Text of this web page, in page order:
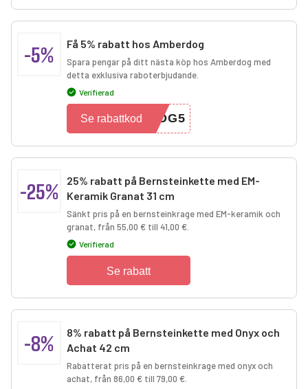
-5% Få 5% rabatt hos Amberdog
Spara pengar på ditt nästa köp hos Amberdog med
detta exklusiva raboterbjudande.
Verifierad
DOG5
Se rabattkod
-25%
25% rabatt på Bernsteinkette med EM-
Keramik Granat 31 cm
Sänkt pris på en bernsteinkrage med EM-keramik och
granat, från 55,00 € till 41,00 €.
Verifierad
Se rabatt
-8%
8% rabatt på Bernsteinkette med Onyx och
Achat 42 cm
Rabatterat pris på en bernsteinkrage med onyx och
achat, från 86,00 € till 79,00 €.